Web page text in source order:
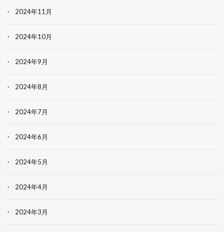
2024年11月
2024年10月
2024年9月
2024年8月
2024年7月
2024年6月
2024年5月
2024年4月
2024年3月